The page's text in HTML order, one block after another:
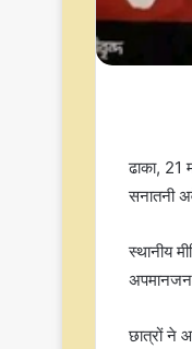
ढाका, 21
सनातनी
स्थानीय
छात्रों ने